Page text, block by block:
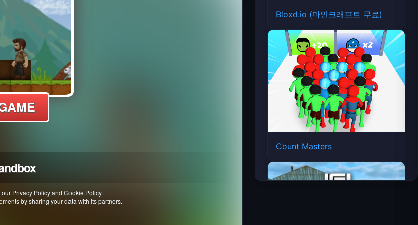
Bloxd.io (마인크래프트 무료)
Count Masters